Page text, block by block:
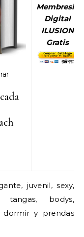
Membresia
Digital
ILUSION
Gratis
juvenil, sexy,
tangas, bodys,
dormir y prendas